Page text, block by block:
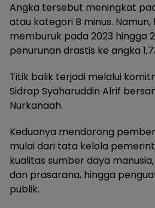
Angka tersebut meningkat
atau kategori B minus.
memburuk pada 2023 hingga
penurunan drastis ke angka
Titik balik terjadi melalui
Sidrap Syaharuddin Alrif
Nurkanaah.
Keduanya mendorong
mulai dari tata kelola
kualitas sumber daya
dan prasarana, hingga
publik.